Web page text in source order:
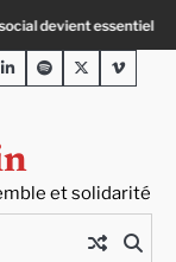
face au défi
et solidarité
LinkedInSpotifyTwitterViméo